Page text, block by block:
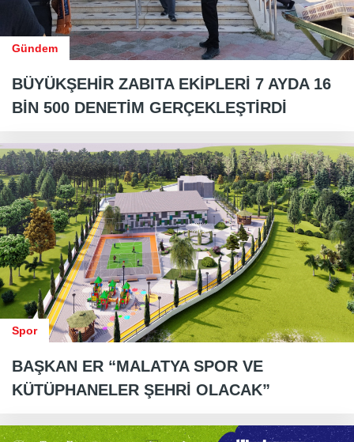
Gündem
BÜYÜKŞEHİR ZABITA EKİPLERİ 7 AYDA 16
BİN 500 DENETİM GERÇEKLEŞTİRDİ
Spor
BAŞKAN ER “MALATYA SPOR VE
KÜTÜPHANELER ŞEHRİ OLACAK”